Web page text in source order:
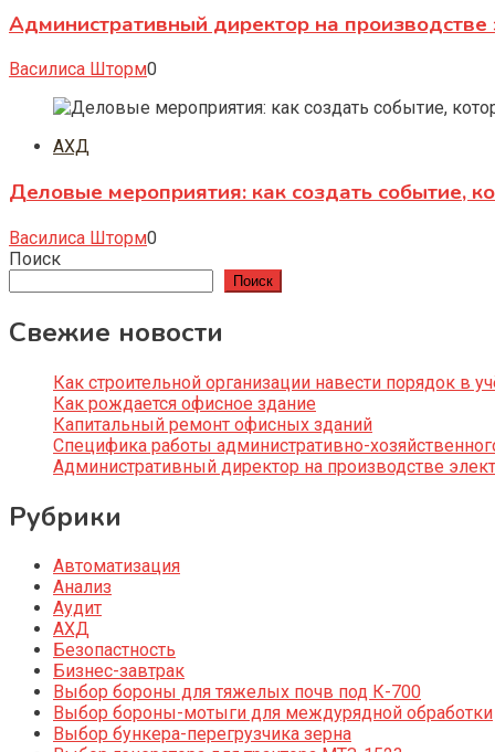
Административный директор на производстве
Василиса Шторм0
АХД
Деловые мероприятия: как создать событие,
Василиса Шторм0
Поиск
Поиск
Свежие новости
Как строительной организации навести порядок в
Как рождается офисное здание
Капитальный ремонт офисных зданий
Специфика работы административно-
Административный директор на производстве
Рубрики
Автоматизация
Анализ
Аудит
АХД
Безопастность
Бизнес-завтрак
Выбор бороны для тяжелых почв под К-700
Выбор бороны-мотыги для междурядной обработки
Выбор бункера-перегрузчика зерна